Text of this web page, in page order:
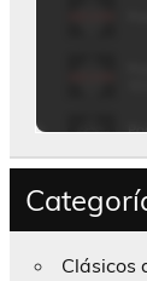
Clásicos